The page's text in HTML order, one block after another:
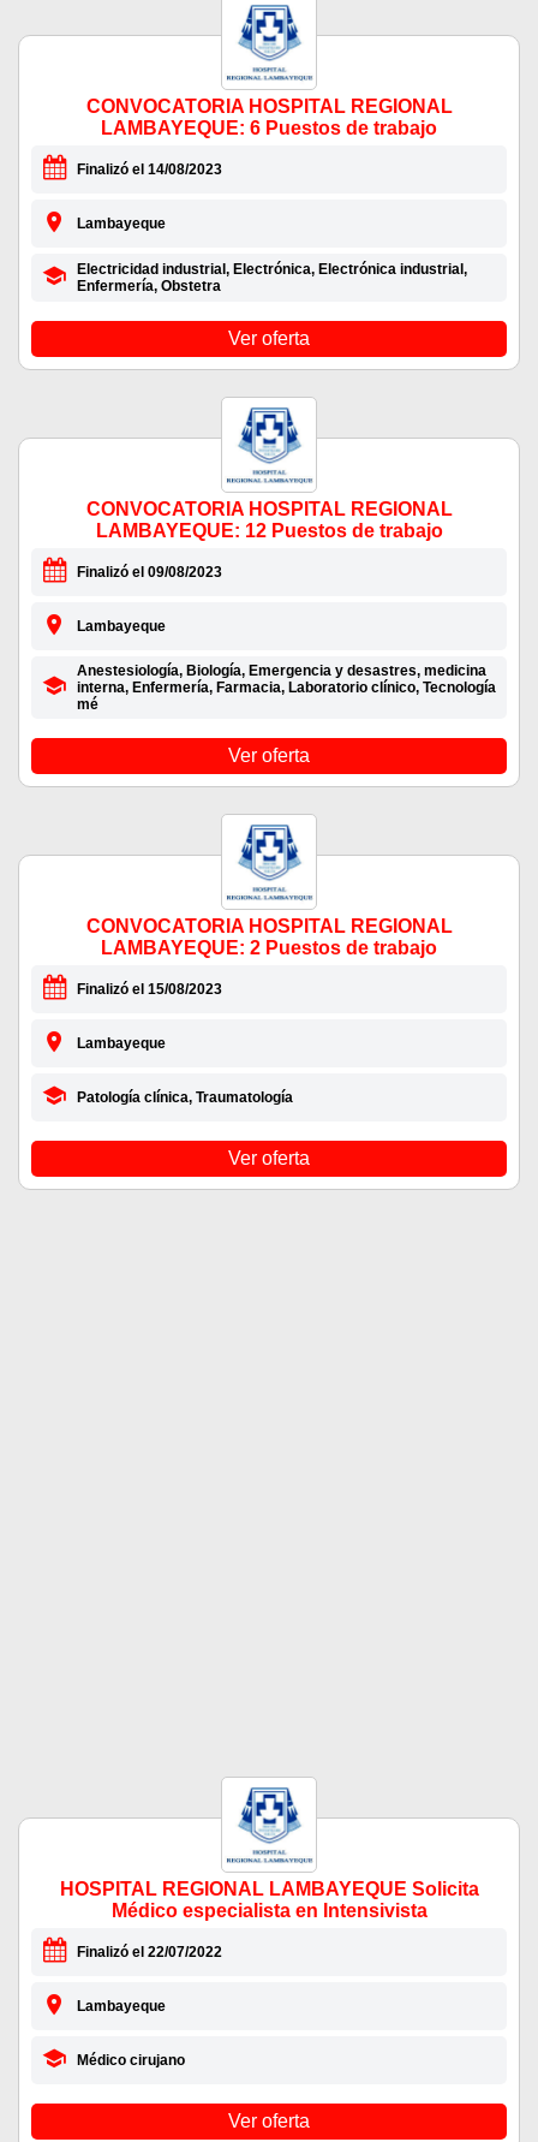
CONVOCATORIA HOSPITAL REGIONAL
LAMBAYEQUE: 6 Puestos de trabajo
Finalizó el 14/08/2023
Lambayeque
Electricidad industrial, Electrónica, Electrónica industrial,
Enfermería, Obstetra
Ver oferta
CONVOCATORIA HOSPITAL REGIONAL
LAMBAYEQUE: 12 Puestos de trabajo
Finalizó el 09/08/2023
Lambayeque
Anestesiología, Biología, Emergencia y desastres, medicina
interna, Enfermería, Farmacia, Laboratorio clínico, Tecnología
mé
Ver oferta
CONVOCATORIA HOSPITAL REGIONAL
LAMBAYEQUE: 2 Puestos de trabajo
Finalizó el 15/08/2023
Lambayeque
Patología clínica, Traumatología
Ver oferta
HOSPITAL REGIONAL LAMBAYEQUE Solicita
Médico especialista en Intensivista
Finalizó el 22/07/2022
Lambayeque
Médico cirujano
Ver oferta